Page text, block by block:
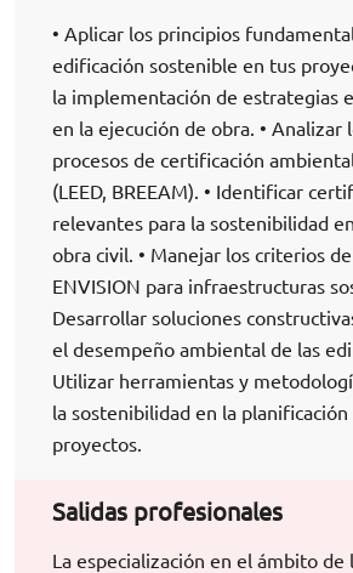
• Aplicar los principios
edificación sostenible en tus
la implementación de estrategias
en la ejecución de obra. • Analizar
procesos de certificación
(LEED, BREEAM). • Identificar
relevantes para la sostenibilidad
obra civil. • Manejar los criterios
ENVISION para infraestructuras
Desarrollar soluciones
el desempeño ambiental de las
Utilizar herramientas y
la sostenibilidad en la
proyectos.
Salidas profesionales
La especialización en el ámbito de